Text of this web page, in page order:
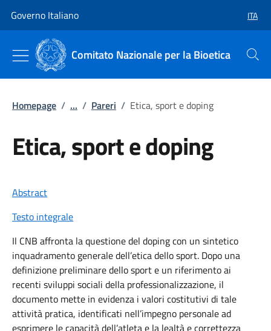
Governo Italiano ITA
Comitato Nazionale per la Bioetica Cerca
Homepage / ... / Pareri / Etica, sport e doping
Etica, sport e doping
Abstract
Testo integrale
Il CNB affronta la questione del doping con un sintetico
inquadramento generale dell’etica dello sport. Dopo una
definizione preliminare dello sport e un riferimento ai
recenti sviluppi sociali della professionalizzazione, il
documento mette in evidenza i valori costitutivi di tale
attività pratica, identificati nell’impegno personale ad
esprimere le capacità dell’atleta e la lealtà e correttezza